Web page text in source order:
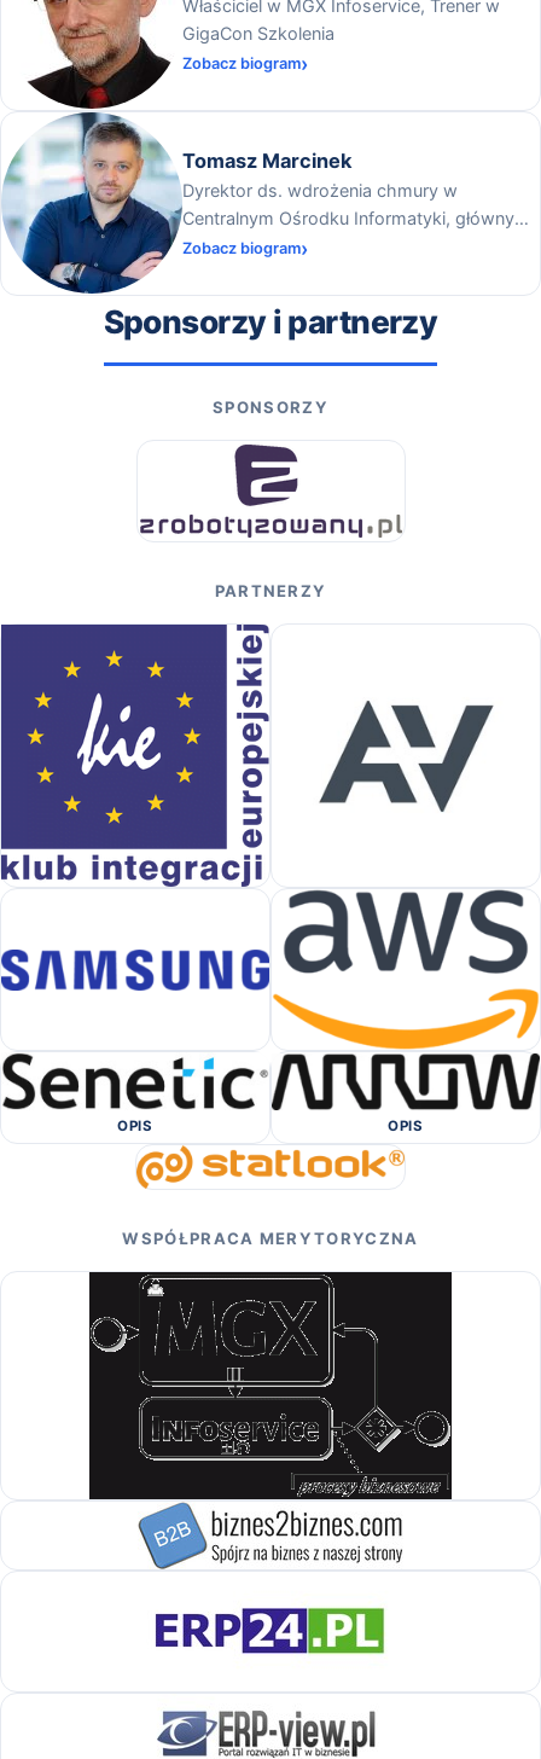
Właściciel w MGX Infoservice, Trener w
GigaCon Szkolenia
Zobacz biogram
Tomasz Marcinek
Dyrektor ds. wdrożenia chmury w
Centralnym Ośrodku Informatyki, główny
kierownik w Kancelarii Prezesa Rady
Zobacz biogram
Sponsorzy i partnerzy
SPONSORZY
PARTNERZY
OPIS OPIS
WSPÓŁPRACA MERYTORYCZNA